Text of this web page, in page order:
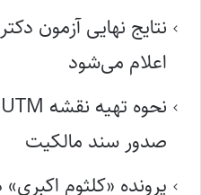
اعلام می‌شود
صدور سند مالکیت
پرونده «کلثوم